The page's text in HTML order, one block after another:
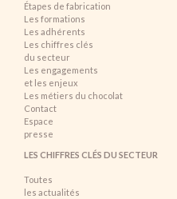
Étapes de fabrication
Les formations
Les adhérents
Les chiffres clés
du secteur
Les engagements
et les enjeux
Les métiers du chocolat
Contact
Espace
presse
LES CHIFFRES CLÉS DU SECTEUR
Toutes
les actualités